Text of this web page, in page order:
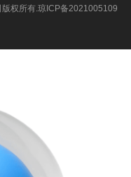
权所有.琼ICP备2021005109